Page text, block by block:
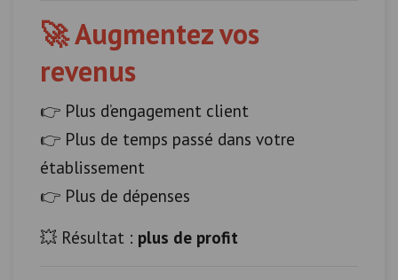
🚀 Augmentez vos
revenus
👉 Plus d’engagement client
👉 Plus de temps passé dans votre
établissement
👉 Plus de dépenses
💥 Résultat : plus de profit